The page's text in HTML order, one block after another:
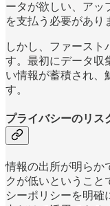
ータが欲しい、アッ
を支払う必要があり
しかし、ファースト
す。最初にデータ収
い情報が蓄積され、
す。
プライバシーのリス
情報の出所が明らか
クが低いということ
シーポリシーを明確